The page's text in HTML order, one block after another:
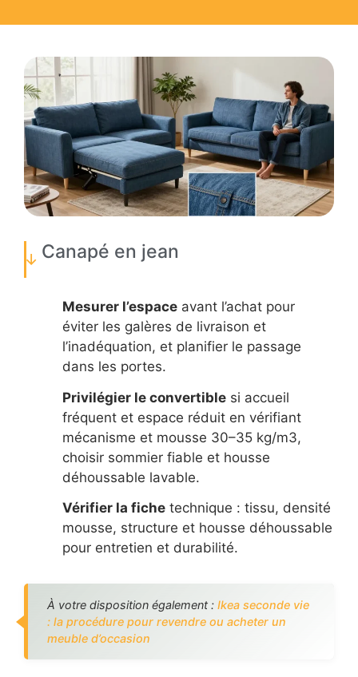
Canapé en jean
Mesurer l’espace avant l’achat pour
éviter les galères de livraison et
l’inadéquation, et planifier le passage
dans les portes.
Privilégier le convertible si accueil
fréquent et espace réduit en vérifiant
mécanisme et mousse 30–35 kg/m3,
choisir sommier fiable et housse
déhoussable lavable.
Vérifier la fiche technique : tissu, densité
mousse, structure et housse déhoussable
pour entretien et durabilité.
À votre disposition également : Ikea seconde vie
: la procédure pour revendre ou acheter un
meuble d’occasion